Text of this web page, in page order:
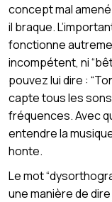
concept mal
il braque.
fonctionne
incompétent, ni
pouvez lui dire :
capte tous les
fréquences. Avec
entendre la
honte.
Le mot
une manière de